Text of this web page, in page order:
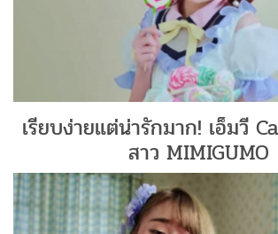
เรียบง่ายแต่น่ารักมาก! เอ็มวี
สาว MIMIGUMO